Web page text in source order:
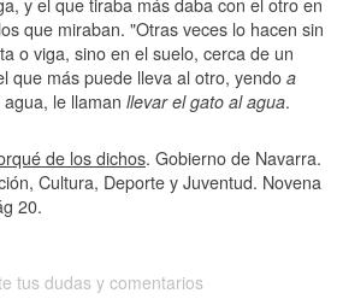
y el que tiraba más daba con el otro en
que miraban. "Otras veces lo hacen sin
o viga, sino en el suelo, cerca de un
que más puede lleva al otro, yendo a
le llaman llevar el gato al agua.
de los dichos. Gobierno de Navarra.
Cultura, Deporte y Juventud. Novena
20.
tus dudas y comentarios